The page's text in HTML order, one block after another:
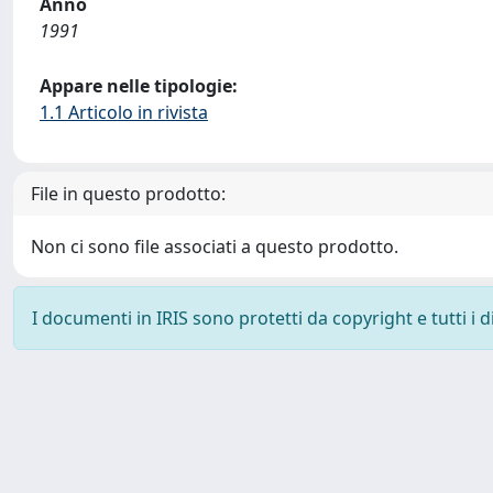
1991
Appare nelle tipologie:
1.1 Articolo in rivista
File in questo prodotto:
Non ci sono file associati a questo prodotto.
I documenti in IRIS sono protetti da copyright e tutti i